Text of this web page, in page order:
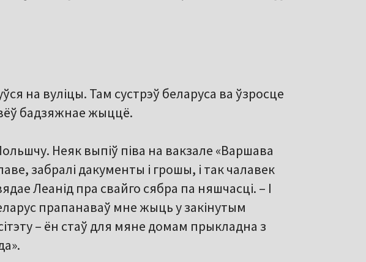
на вуліцы. Там сустрэў беларуса ва ўзросце
бадзяжнае жыццё.
Неяк выпіў піва на вакзале «Варшава
забралі дакументы і грошы, і так чалавек
Леанід пра свайго сябра па няшчасці. – І
прапанаваў мне жыць у закінутым
– ён стаў для мяне домам прыкладна з